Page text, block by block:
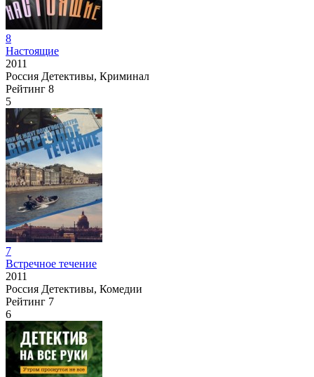
8
Настоящие
2011
Россия Детективы, Криминал
Рейтинг 8
5
7
Встречное течение
2011
Россия Детективы, Комедии
Рейтинг 7
6